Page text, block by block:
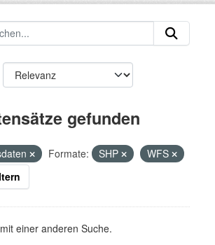
gefunden
Formate: SHP
WFS
einer anderen Suche.